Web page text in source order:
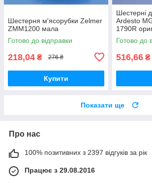
Шестерня м'ясорубки Zelmer
ZMM1200 мала
Готово до відправки
218,04 ₴ 276 ₴
Купити
Шестерні
Ardesto
1790R
Готово до
516,66 ₴
Показати ще
Про нас
100% позитивних з 2397 відгуків за рік
Працює з 29.08.2016